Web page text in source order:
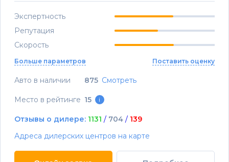
Экспертность
Репутация
Скорость
Больше параметров Поставить оценку
Авто в наличии 875 Смотреть
Место в рейтинге 15 i
Отзывы о дилере: 1131 / 704 / 139
Адреса дилерских центров на карте